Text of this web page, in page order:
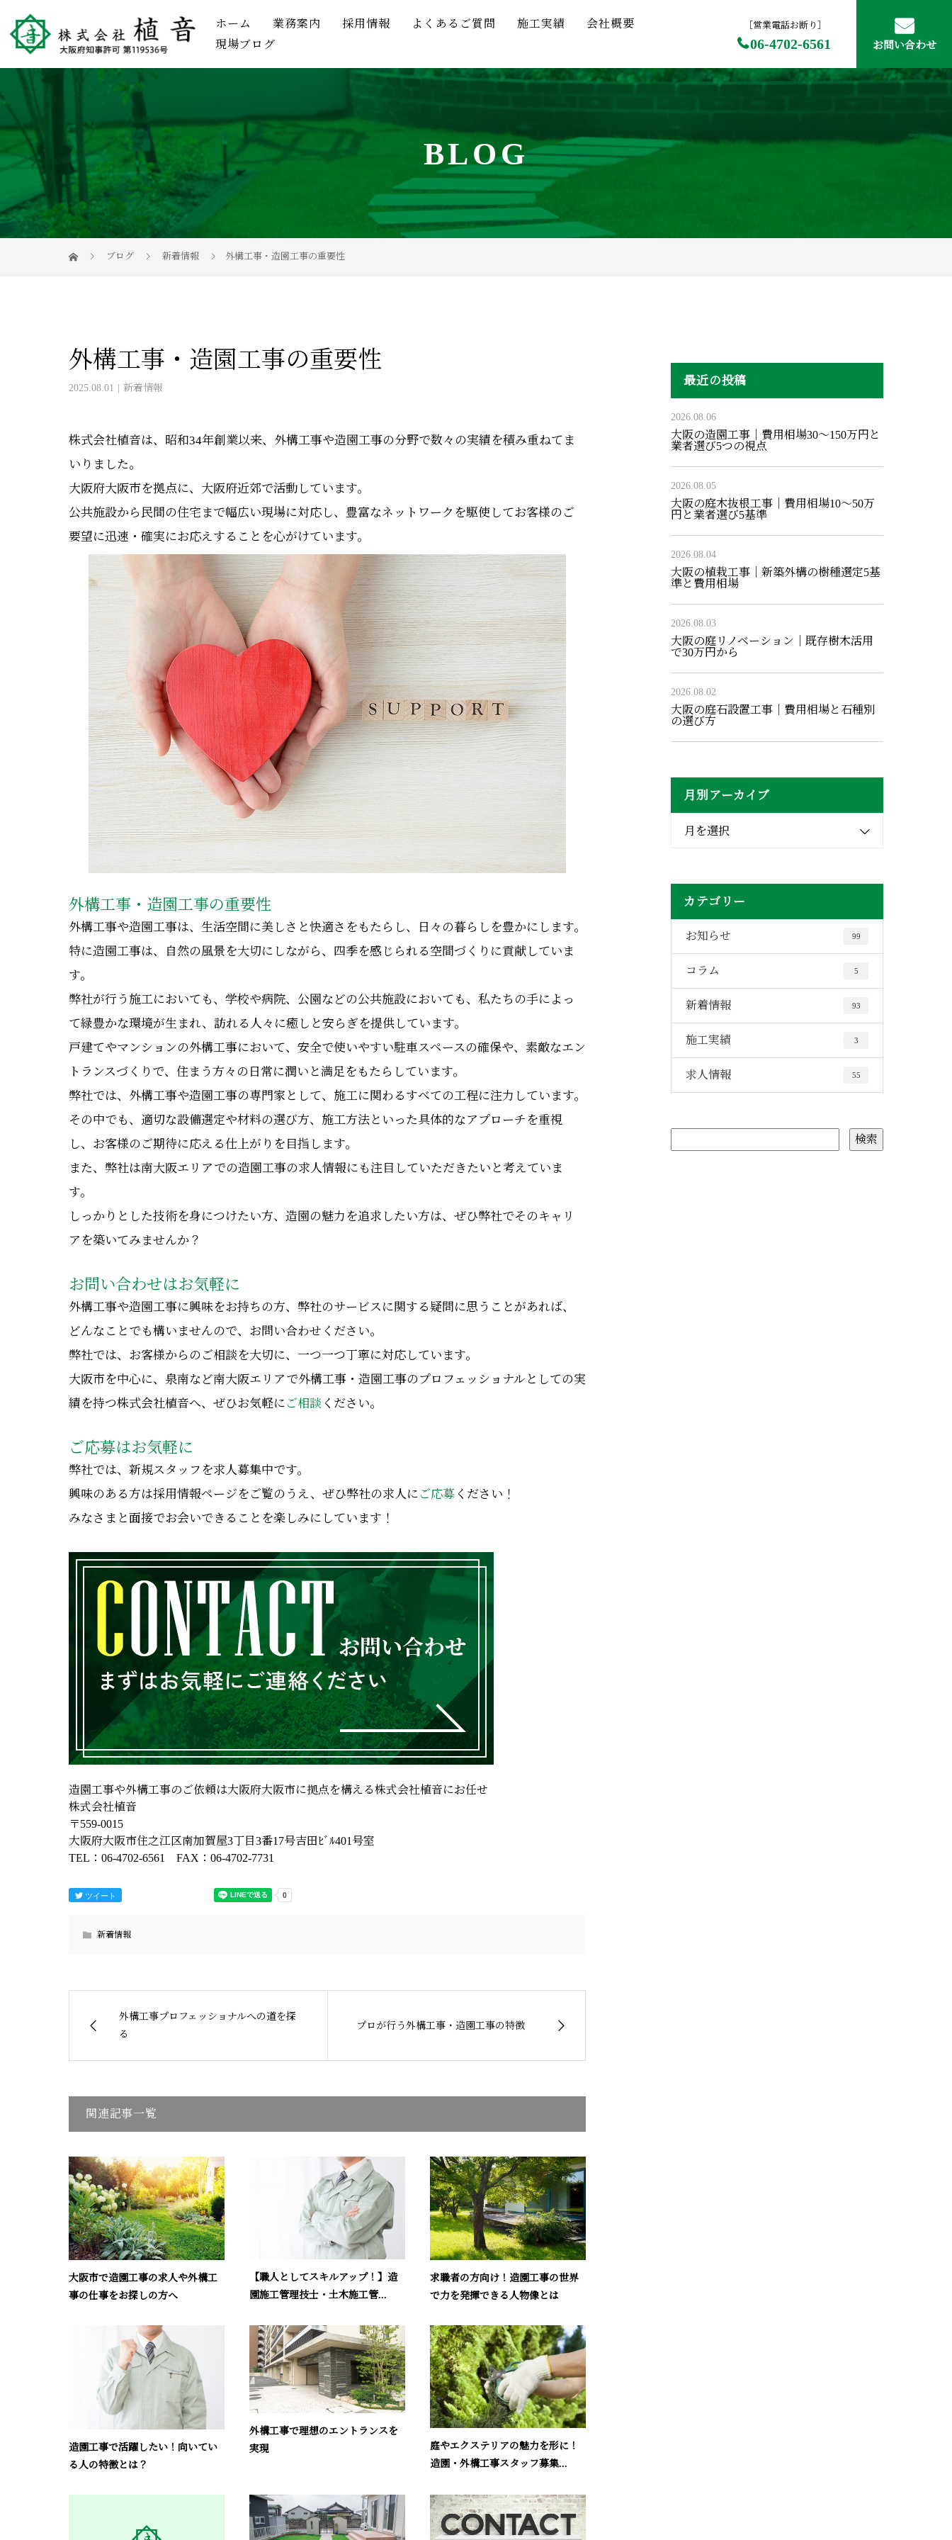
ホーム 業務案内 採用情報 よくあるご質問 施工実績
会社概要
現場ブログ
［営業電話お断り］
06-4702-6561 お問い合わせ
BLOG
ブログ 新着情報 外構工事・造園工事の重要性
外構工事・造園工事の重要性
2025.08.01 新着情報
株式会社植音は、昭和34年創業以来、外構工事や造園工事の分野で数々の実績を積み重ねてま
いりました。
大阪府大阪市を拠点に、大阪府近郊で活動しています。
公共施設から民間の住宅まで幅広い現場に対応し、豊富なネットワークを駆使してお客様のご
要望に迅速・確実にお応えすることを心がけています。
外構工事・造園工事の重要性
外構工事や造園工事は、生活空間に美しさと快適さをもたらし、日々の暮らしを豊かにします。
特に造園工事は、自然の風景を大切にしながら、四季を感じられる空間づくりに貢献していま
す。
弊社が行う施工においても、学校や病院、公園などの公共施設においても、私たちの手によっ
て緑豊かな環境が生まれ、訪れる人々に癒しと安らぎを提供しています。
戸建てやマンションの外構工事において、安全で使いやすい駐車スペースの確保や、素敵なエン
トランスづくりで、住まう方々の日常に潤いと満足をもたらしています。
弊社では、外構工事や造園工事の専門家として、施工に関わるすべての工程に注力しています。
その中でも、適切な設備選定や材料の選び方、施工方法といった具体的なアプローチを重視
し、お客様のご期待に応える仕上がりを目指します。
また、弊社は南大阪エリアでの造園工事の求人情報にも注目していただきたいと考えていま
す。
しっかりとした技術を身につけたい方、造園の魅力を追求したい方は、ぜひ弊社でそのキャリ
アを築いてみませんか？
お問い合わせはお気軽に
外構工事や造園工事に興味をお持ちの方、弊社のサービスに関する疑問に思うことがあれば、
どんなことでも構いませんので、お問い合わせください。
弊社では、お客様からのご相談を大切に、一つ一つ丁寧に対応しています。
大阪市を中心に、泉南など南大阪エリアで外構工事・造園工事のプロフェッショナルとしての実
績を持つ株式会社植音へ、ぜひお気軽に ご相談 ください。
ご応募はお気軽に
弊社では、新規スタッフを求人募集中です。
興味のある方は採用情報ページをご覧のうえ、ぜひ弊社の求人に ご応募 ください！
みなさまと面接でお会いできることを楽しみにしています！
造園工事や外構工事のご依頼は大阪府大阪市に拠点を構える株式会社植音にお任せ
株式会社植音
〒559-0015
大阪府大阪市住之江区南加賀屋3丁目3番17号吉田ﾋﾞﾙ401号室
TEL：06-4702-6561 FAX：06-4702-7731
ツイート
新着情報
外構工事プロフェッショナルへの道を探
る
プロが行う外構工事・造園工事の特徴
関連記事一覧
大阪市で造園工事の求人や外構工
事の仕事をお探しの方へ
【職人としてスキルアップ！】造
園施工管理技士・土木施工管...
求職者の方向け！造園工事の世界
で力を発揮できる人物像とは
造園工事で活躍したい！向いてい
る人の特徴とは？
外構工事で理想のエントランスを
実現
庭やエクステリアの魅力を形に！
造園・外構工事スタッフ募集...
最近の投稿
2026.08.06
大阪の造園工事｜費用相場30〜150万円と
業者選び5つの視点
2026.08.05
大阪の庭木抜根工事｜費用相場10〜50万
円と業者選び5基準
2026.08.04
大阪の植栽工事｜新築外構の樹種選定5基
準と費用相場
2026.08.03
大阪の庭リノベーション｜既存樹木活用
で30万円から
2026.08.02
大阪の庭石設置工事｜費用相場と石種別
の選び方
月別アーカイブ
月を選択
カテゴリー
お知らせ 99
コラム 5
新着情報 93
施工実績 3
求人情報 55